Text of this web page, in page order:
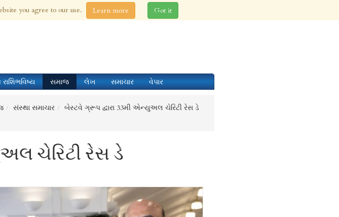
રાશિભવિષ્ય સમાજ લેખ સમાચાર વેપાર
સંસ્થા સમાચાર બેસ્ટવે ગ્રૂપ દ્વારા 33મી એન્યુઅલ ચેરિટી રેસ ડે
ચેરિટી રેસ ડે
you agree to our use. Learn more Got it